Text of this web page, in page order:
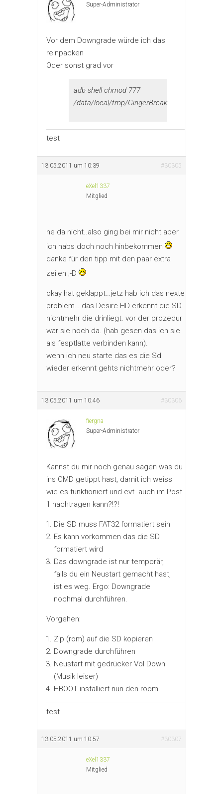
Super-Administrator
Vor dem Downgrade würde ich das
reinpacken
Oder sonst grad vor
adb shell chmod 777
/data/local/tmp/GingerBreak
test
13.05.2011 um 10:39 #30305
eXel1337
Mitglied
ne da nicht..also ging bei mir nicht aber
ich habs doch noch hinbekommen
danke für den tipp mit den paar extra
zeilen ;-D
okay hat geklappt…jetz hab ich das nexte
problem… das Desire HD erkennt die SD
nichtmehr die drinliegt. vor der prozedur
war sie noch da. (hab gesen das ich sie
als fesptlatte verbinden kann).
wenn ich neu starte das es die Sd
wieder erkennt gehts nichtmehr oder?
13.05.2011 um 10:46 #30306
fiergna
Super-Administrator
Kannst du mir noch genau sagen was du
ins CMD getippt hast, damit ich weiss
wie es funktioniert und evt. auch im Post
1 nachtragen kann?!?!
Die SD muss FAT32 formatiert sein
Es kann vorkommen das die SD
formatiert wird
Das downgrade ist nur temporär,
falls du ein Neustart gemacht hast,
ist es weg. Ergo: Downgrade
nochmal durchführen.
Vorgehen:
Zip (rom) auf die SD kopieren
Downgrade durchführen
Neustart mit gedrücker Vol Down
(Musik leiser)
HBOOT installiert nun den room
test
13.05.2011 um 10:57 #30307
eXel1337
Mitglied